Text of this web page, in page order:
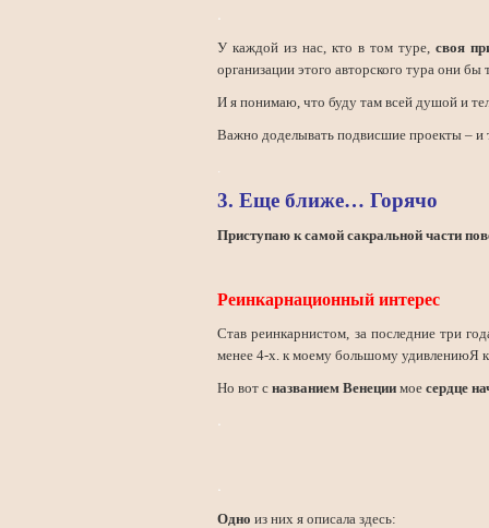
У каждой из нас, кто в том туре, своя
организации этого авторского тура они бы
И я понимаю, что буду там всей душой и
Важно доделывать подвисшие проекты – и
3. Еще ближе… Горячо
Приступаю к самой сакральной части
Реинкарнационный интерес
Став реинкарнистом, за последние три
менее 4-х.к моему большому удивлениюЯ
Но вот сназванием Венеции моесердце
Одно из них я описала здесь: